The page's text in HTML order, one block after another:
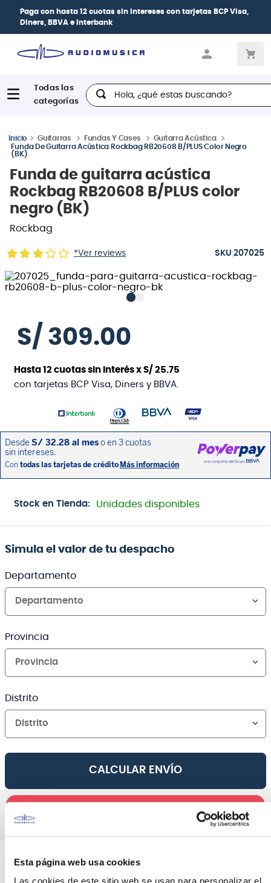
Esta página web usa cookies
Las cookies de este sitio web se usan para personalizar el
Paga con hasta 12 cuotas sin intereses con tarjetas BCP Visa,
Diners, BBVA e Interbank
Hola, ¿qué estas buscando?
Guitarras Fundas Y Cases
Guitarra Acústica
Funda De Guitarra Acústica Rockbag RB20608 B/PLUS Color Negro
(BK)
Funda de guitarra acústica
Rockbag RB20608 B/PLUS color
negro (BK)
Rockbag
*Ver reviews :207025
S/ 309.00
Hasta12 cuotas sin interés xS/ 25.75
con tarjetas BCP Visa, Diners y BBVA.
Stock en Tienda: Unidades disponibles
Simula el valor de tu despacho
Departamento
Departamento
Provincia
Provincia
Distrito
Distrito
CALCULAR ENVÍO
Canales de venta y asesoría
+51 977 624 112